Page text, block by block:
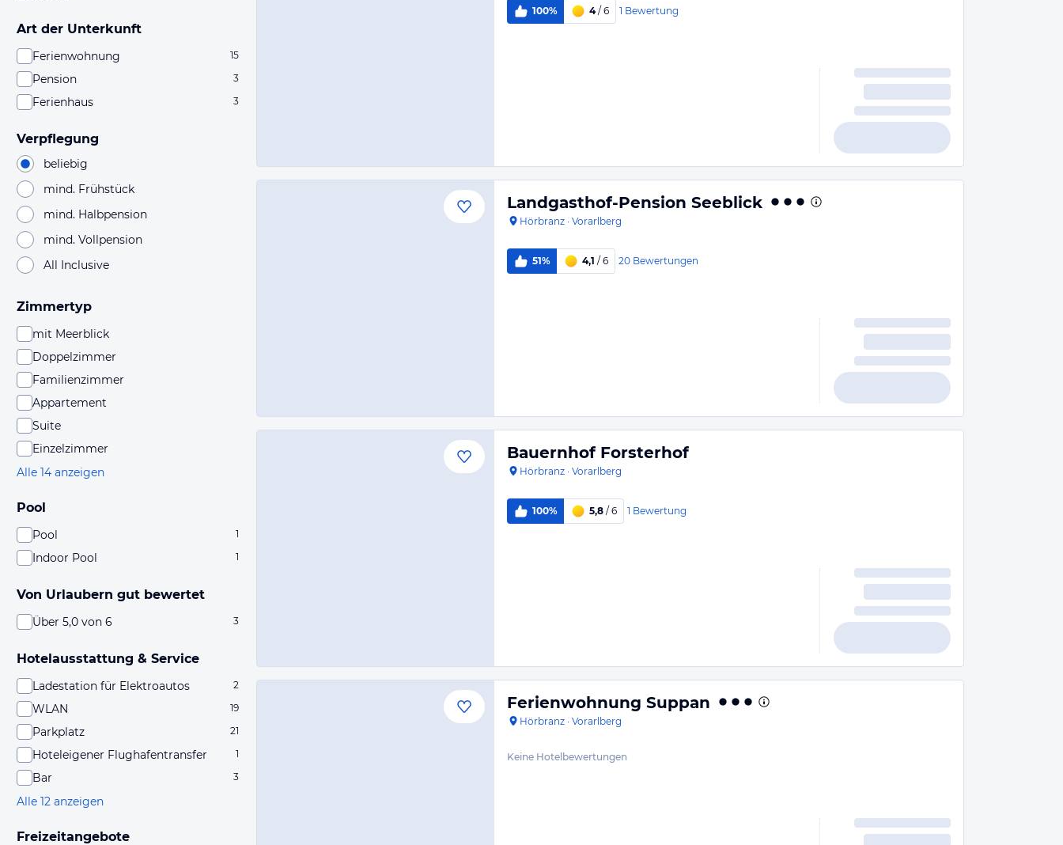
Art der Unterkunft
Ferienwohnung 15
Pension 3
Ferienhaus 3
Verpflegung
beliebig
mind. Frühstück
mind. Halbpension
mind. Vollpension
All Inclusive
Zimmertyp
mit Meerblick
Doppelzimmer
Familienzimmer
Appartement
Suite
Einzelzimmer
Alle 14 anzeigen
Pool
Pool 1
Indoor Pool 1
Von Urlaubern gut bewertet
Über 5,0 von 6 3
Hotelausstattung & Service
Ladestation für Elektroautos 2
WLAN 19
Parkplatz 21
Hoteleigener Flughafentransfer 1
Bar 3
Alle 12 anzeigen
Freizeitangebote
100% 4/ 6 1 Bewertung
Landgasthof-Pension Seeblick
Hörbranz · Vorarlberg
51% 4,1 / 6 20 Bewertungen
Bauernhof Forsterhof
Hörbranz · Vorarlberg
100% 5,8 / 6 1 Bewertung
Ferienwohnung Suppan
Hörbranz · Vorarlberg
Keine Hotelbewertungen